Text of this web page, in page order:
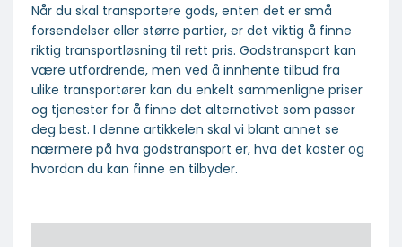
Når du skal transportere gods, enten det er små
forsendelser eller større partier, er det viktig å finne
riktig transportløsning til rett pris. Godstransport kan
være utfordrende, men ved å innhente tilbud fra
ulike transportører kan du enkelt sammenligne priser
og tjenester for å finne det alternativet som passer
deg best. I denne artikkelen skal vi blant annet se
nærmere på hva godstransport er, hva det koster og
hvordan du kan finne en tilbyder.